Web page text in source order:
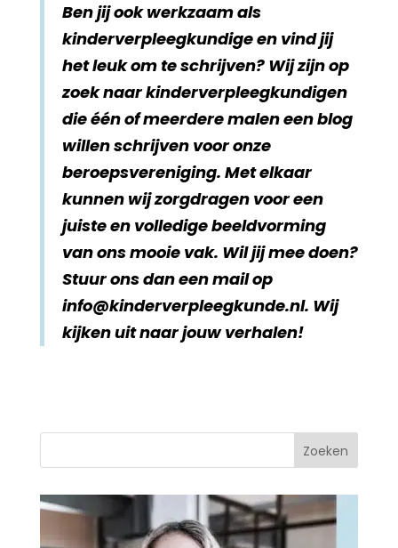
Ben jij ook werkzaam als
kinderverpleegkundige en vind jij
het leuk om te schrijven? Wij zijn op
zoek naar kinderverpleegkundigen
die één of meerdere malen een blog
willen schrijven voor onze
beroepsvereniging. Met elkaar
kunnen wij zorgdragen voor een
juiste en volledige beeldvorming
van ons mooie vak. Wil jij mee doen?
Stuur ons dan een mail op
info@kinderverpleegkunde.nl. Wij
kijken uit naar jouw verhalen!
Zoeken